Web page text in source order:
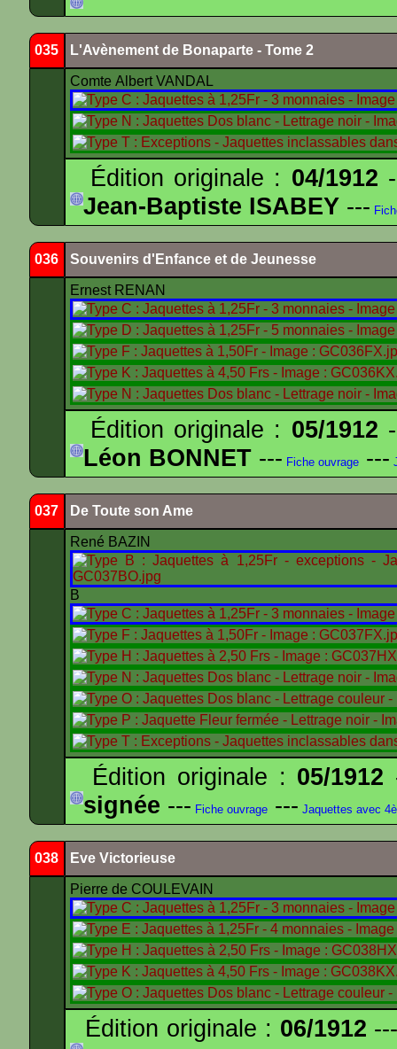
035 L'Avènement de Bonaparte - Tome 2
Comte Albert VANDAL
Édition originale : 04/1912
Jean-Baptiste ISABEY ---
036 Souvenirs d'Enfance et de Jeunesse
Ernest RENAN
Édition originale : 05/1912
Léon BONNET --- Fiche ouvrage ---
037 De Toute son Ame
René BAZIN
B
Édition originale : 05/1912
signée --- Fiche ouvrage --- Jaquettes avec
038 Eve Victorieuse
Pierre de COULEVAIN
Édition originale : 06/1912